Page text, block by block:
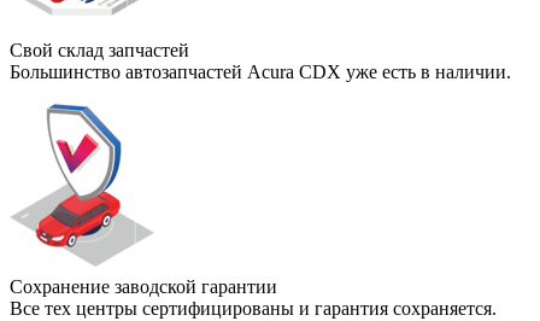
Свой склад запчастей
Большинство автозапчастей Acura CDX уже есть в наличии.
Сохранение заводской гарантии
Все тех центры сертифицированы и гарантия сохраняется.